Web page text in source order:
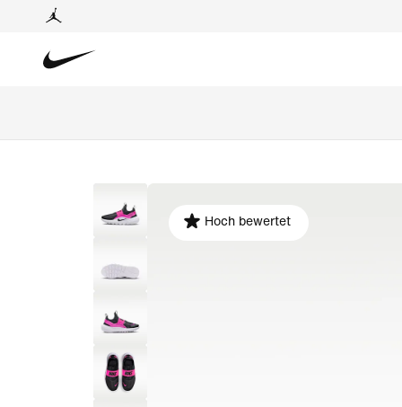
Hoch bewertet